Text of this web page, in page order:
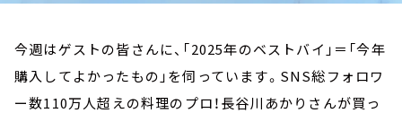
今週はゲストの皆さんに、「2025年のベストバイ」＝「今年
購入してよかったもの」を伺っています。SNS総フォロワ
ー数110万人超えの料理のプロ！長谷川あかりさんが買っ